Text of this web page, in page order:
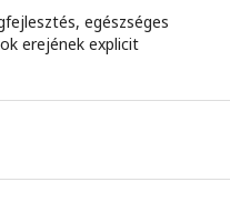
egészséges
erejének explicit